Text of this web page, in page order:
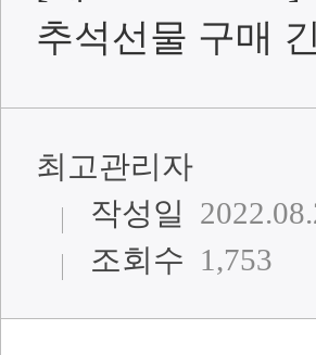
추석선물 구매
최고관리자
작성일
조회수 1,753